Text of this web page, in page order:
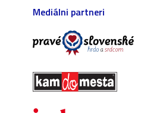
Mediálni partneri